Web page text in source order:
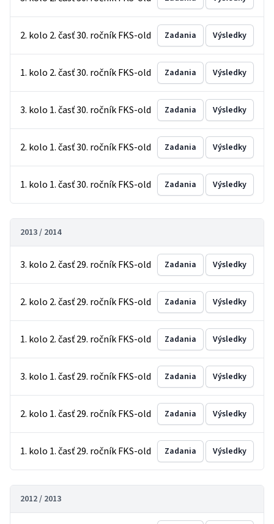
2. kolo 2. časť 30. ročník FKS-old Zadania Výsledky
1. kolo 2. časť 30. ročník FKS-old Zadania Výsledky
3. kolo 1. časť 30. ročník FKS-old Zadania Výsledky
2. kolo 1. časť 30. ročník FKS-old Zadania Výsledky
1. kolo 1. časť 30. ročník FKS-old Zadania Výsledky
2013 / 2014
3. kolo 2. časť 29. ročník FKS-old Zadania Výsledky
2. kolo 2. časť 29. ročník FKS-old Zadania Výsledky
1. kolo 2. časť 29. ročník FKS-old Zadania Výsledky
3. kolo 1. časť 29. ročník FKS-old Zadania Výsledky
2. kolo 1. časť 29. ročník FKS-old Zadania Výsledky
1. kolo 1. časť 29. ročník FKS-old Zadania Výsledky
2012 / 2013